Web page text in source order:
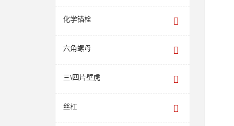
化学锚栓
六角螺母
三\四片壁虎
丝杠